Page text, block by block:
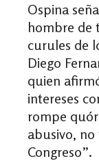
Ospina
hombre de
curules de
Diego
quien
intereses
rompe
abusivo,
Congreso”.